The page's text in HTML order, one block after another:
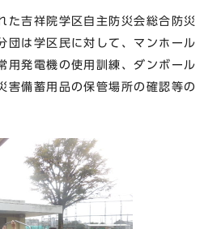
た吉祥院学区自主防災会総合防災
団は学区民に対して、マンホール
用発電機の使用訓練、ダンボール
害備蓄用品の保管場所の確認等の